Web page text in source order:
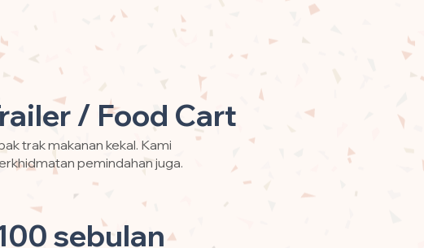
sebulan
/ Food Cart
trak makanan kekal. Kami
pemindahan juga.